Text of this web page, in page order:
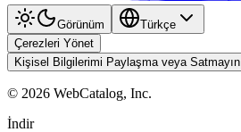
Görünüm
Türkçe
Çerezleri Yönet
Kişisel Bilgilerimi Paylaşma veya Satmayın
© 2026 WebCatalog, Inc.
İndir